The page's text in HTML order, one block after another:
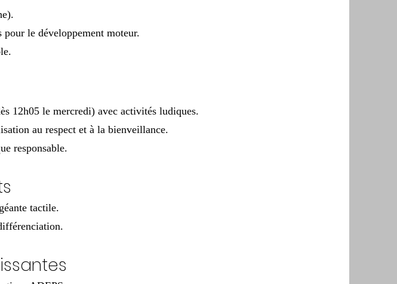
le développement moteur.
12h05 le mercredi) avec activités ludiques.
au respect et à la bienveillance.
responsable.
tactile.